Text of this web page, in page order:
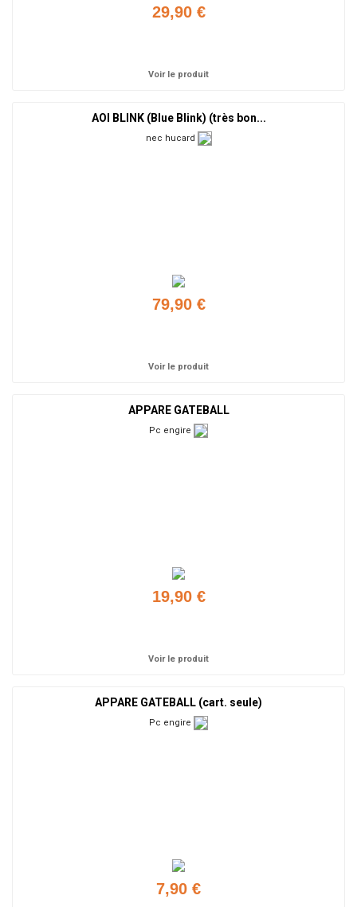
29,90 €
Voir le produit
AOI BLINK (Blue Blink) (très bon...
nec hucard
79,90 €
Voir le produit
APPARE GATEBALL
Pc engire
19,90 €
Voir le produit
APPARE GATEBALL (cart. seule)
Pc engire
7,90 €